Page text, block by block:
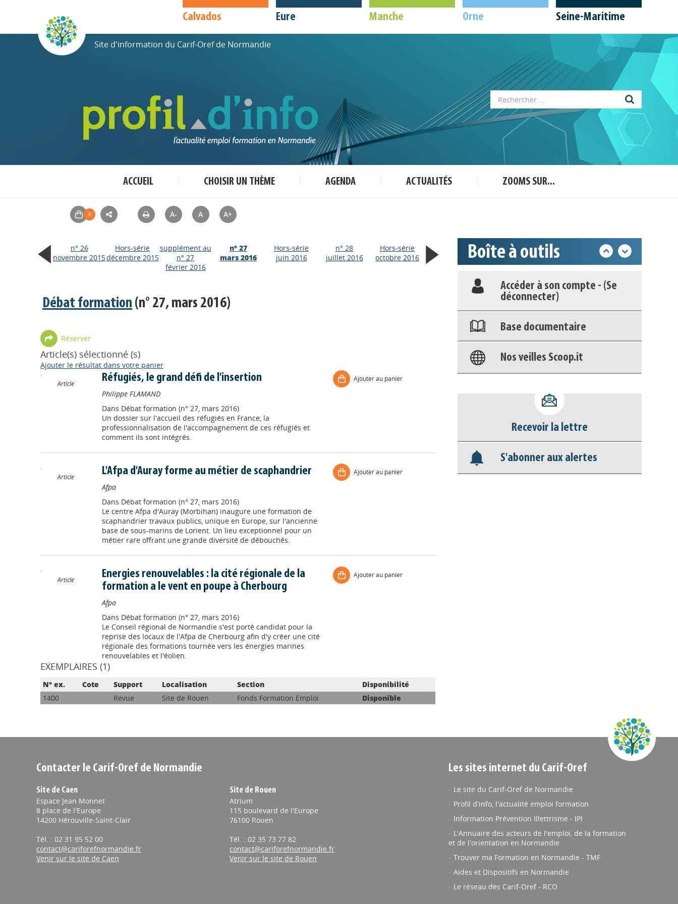
Calvados Eure Manche Orne Seine-Maritime
Site d'information du Carif-Oref de Normandie
ACCUEIL CHOISIR UN THÈME AGENDA ACTUALITÉS ZOOMS SUR...
A- A A+
n° 26
novembre 2015
Hors-série
décembre 2015
supplément au
n° 27
février 2016
n° 27
mars 2016
Hors-série
juin 2016
n° 28
juillet 2016
Hors-série
octobre 2016
Débat formation (n° 27, mars 2016)
Réserver
Article(s) sélectionné (s)
Ajouter le résultat dans votre panier
Article Réfugiés, le grand défi de l'insertion
Philippe FLAMAND
Dans Débat formation (n° 27, mars 2016)
Un dossier sur l'accueil des réfugiés en France, la
professionnalisation de l'accompagnement de ces réfugiés et
comment ils sont intégrés.
Ajouter au panier
Article L'Afpa d'Auray forme au métier de scaphandrier
Afpa
Dans Débat formation (n° 27, mars 2016)
Le centre Afpa d'Auray (Morbihan) inaugure une formation de
scaphandrier travaux publics, unique en Europe, sur l'ancienne
base de sous-marins de Lorient. Un lieu exceptionnel pour un
métier rare offrant une grande diversité de débouchés.
Ajouter au panier
Article
Energies renouvelables : la cité régionale de la
formation a le vent en poupe à Cherbourg
Afpa
Dans Débat formation (n° 27, mars 2016)
Le Conseil régional de Normandie s'est porté candidat pour la
reprise des locaux de l'Afpa de Cherbourg afin d'y créer une cité
régionale des formations tournée vers les énergies marines
renouvelables et l'éolien.
Ajouter au panier
EXEMPLAIRES (1)
N° ex. Cote Support Localisation Section
Disponibilité
1400
Revue Site de Rouen Fonds Formation Emploi Disponible
Boîte à outils
Appels à projets
Déposer une actu !
Accéder à son compte - (Se
déconnecter)
Base documentaire
Déposer une actu !
Accéder à son compte - (Se
déconnecter)
Base documentaire
Nos veilles Scoop.it
Recevoir la lettre
S'abonner aux alertes
Contacter le Carif-Oref de Normandie
Site de Caen
Espace Jean Monnet
8 place de l'Europe
14200 Hérouville-Saint-Clair
Tél. : 02 31 95 52 00
contact@cariforefnormandie.fr
Venir sur le site de Caen
Site de Rouen
Atrium
115 boulevard de l'Europe
76100 Rouen
Tél. : 02 35 73 77 82
contact@cariforefnormandie.fr
Venir sur le site de Rouen
Les sites internet du Carif-Oref
Le site du Carif-Oref de Normandie
Profil d'info, l'actualité emploi formation
Information Prévention Illettrisme - IPI
L'Annuaire des acteurs de l'emploi, de la formation
et de l'orientation en Normandie
Trouver ma Formation en Normandie - TMF
Aides et Dispositifs en Normandie
Le réseau des Carif-Oref - RCO